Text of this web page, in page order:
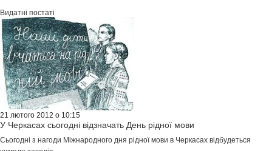
Видатні постаті
21 лютого 2012 о 10:15
У Черкасах сьогодні відзначать День рідної мови
Сьогодні з нагоди Міжнародного дня рідної мови в Черкасах відбудеться